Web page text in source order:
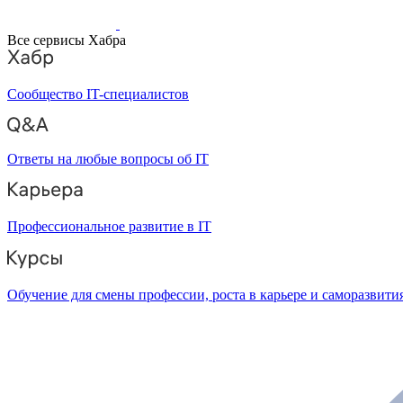
Все сервисы Хабра
Сообщество IT-специалистов
Ответы на любые вопросы об IT
Профессиональное развитие в IT
Обучение для смены профессии, роста в карьере и